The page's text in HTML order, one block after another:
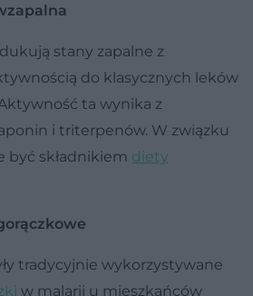
stany zapalne z
do klasycznych leków
ta wynika z
i triterpenów. W związku
być składnikiem diety
tradycyjnie wykorzystywane
w malarii u mieszkańców